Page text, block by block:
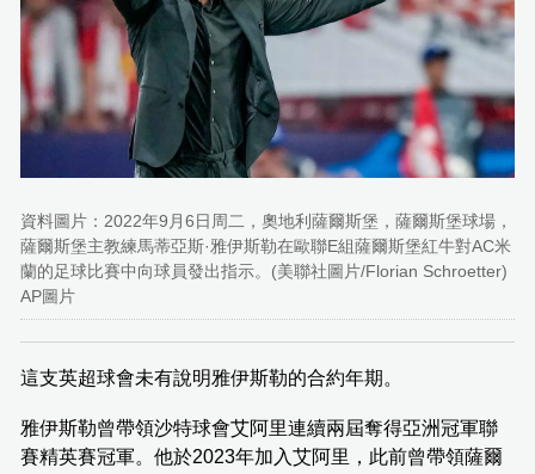
資料圖片：2022年9月6日周二，奧地利薩爾斯堡，薩爾斯堡球場，
薩爾斯堡主教練馬蒂亞斯·雅伊斯勒在歐聯E組薩爾斯堡紅牛對AC米
蘭的足球比賽中向球員發出指示。(美聯社圖片/Florian Schroetter)
AP圖片
這支英超球會未有說明雅伊斯勒的合約年期。
雅伊斯勒曾帶領沙特球會艾阿里連續兩屆奪得亞洲冠軍聯
賽精英賽冠軍。他於2023年加入艾阿里，此前曾帶領薩爾